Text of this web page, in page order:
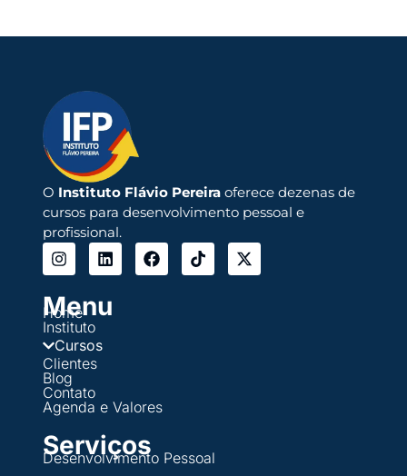
O Instituto Flávio Pereiraoferece dezenas de
cursos para desenvolvimento pessoal e
profissional.
Menu
Home
Instituto
Cursos
Clientes
Blog
Contato
Agenda e Valores
Serviços
Desenvolvimento Pessoal